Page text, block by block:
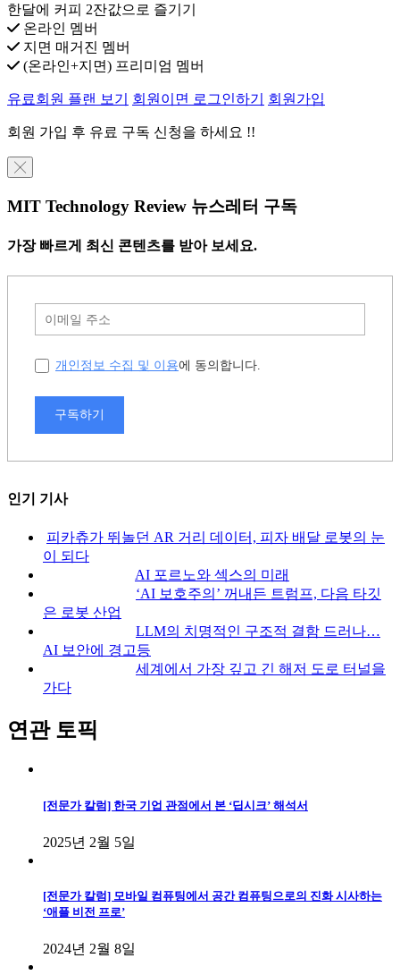
한달에 커피 2잔값으로 즐기기
온라인 멤버
지면 매거진 멤버
(온라인+지면) 프리미엄 멤버
유료회원 플랜 보기 회원이면 로그인하기 회원가입
회원 가입 후 유료 구독 신청을 하세요 !!
╳
MIT Technology Review 뉴스레터 구독
가장 빠르게 최신 콘텐츠를 받아 보세요.
개인정보 수집 및 이용에 동의합니다.
구독하기
인기 기사
피카츄가 뛰놀던 AR 거리 데이터, 피자 배달 로봇의 눈
이 되다
AI 포르노와 섹스의 미래
‘AI 보호주의’ 꺼내든 트럼프, 다음 타깃
은 로봇 산업
LLM의 치명적인 구조적 결함 드러나…
AI 보안에 경고등
세계에서 가장 깊고 긴 해저 도로 터널을
가다
연관 토픽
[전문가 칼럼] 한국 기업 관점에서 본 ‘딥시크’ 해석서
2025년 2월 5일
[전문가 칼럼] 모바일 컴퓨팅에서 공간 컴퓨팅으로의 진화 시사하는
‘애플 비전 프로’
2024년 2월 8일